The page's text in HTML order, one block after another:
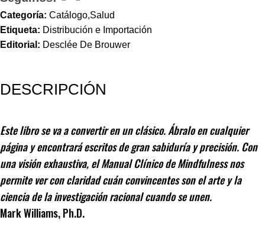
Categoría: Catálogo,Salud
Etiqueta: Distribución e Importación
Editorial: Desclée De Brouwer
DESCRIPCIÓN
Este libro se va a convertir en un clásico. Ábralo en cualquier
página y encontrará escritos de gran sabiduría y precisión. Con
una visión exhaustiva, el Manual Clínico de Mindfulness nos
permite ver con claridad cuán convincentes son el arte y la
ciencia de la investigación racional cuando se unen.
Mark Williams, Ph.D.